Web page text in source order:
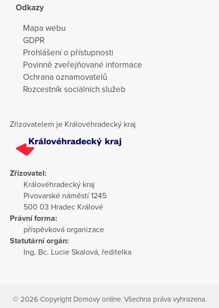
Odkazy
Mapa webu
GDPR
Prohlášení o přístupnosti
Povinně zveřejňované informace
Ochrana oznamovatelů
Rozcestník sociálních služeb
Zřizovatelem je Královéhradecký kraj
Zřizovatel:
Královéhradecký kraj
Pivovarské náměstí 1245
500 03 Hradec Králové
Právní forma:
příspěvková organizace
Statutární orgán:
Ing. Bc. Lucie Skalová, ředitelka
© 2026 Copyright Domovy online. Všechna práva vyhrazena.